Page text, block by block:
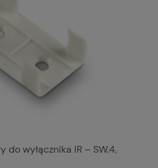
wyłącznika IR – SW.4,